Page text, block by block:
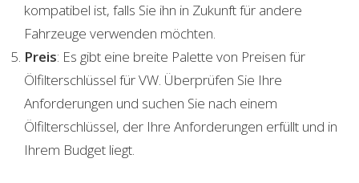
kompatibel ist, falls Sie ihn in Zukunft für andere
Fahrzeuge verwenden möchten.
Preis: Es gibt eine breite Palette von Preisen für
Ölfilterschlüssel für VW. Überprüfen Sie Ihre
Anforderungen und suchen Sie nach einem
Ölfilterschlüssel, der Ihre Anforderungen erfüllt und in
Ihrem Budget liegt.